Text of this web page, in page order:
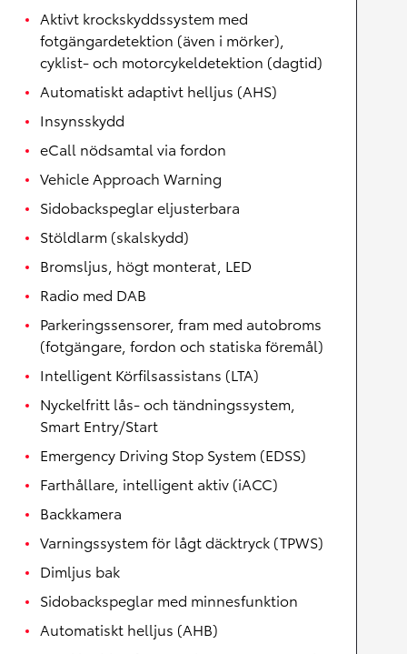
Aktivt krockskyddssystem med
fotgängardetektion (även i mörker),
cyklist- och motorcykeldetektion (dagtid)
Automatiskt adaptivt helljus (AHS)
Insynsskydd
eCall nödsamtal via fordon
Vehicle Approach Warning
Sidobackspeglar eljusterbara
Stöldlarm (skalskydd)
Bromsljus, högt monterat, LED
Radio med DAB
Parkeringssensorer, fram med autobroms
(fotgängare, fordon och statiska föremål)
Intelligent Körfilsassistans (LTA)
Nyckelfritt lås- och tändningssystem,
Smart Entry/Start
Emergency Driving Stop System (EDSS)
Farthållare, intelligent aktiv (iACC)
Backkamera
Varningssystem för lågt däcktryck (TPWS)
Dimljus bak
Sidobackspeglar med minnesfunktion
Automatiskt helljus (AHB)